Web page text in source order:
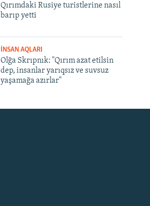
Qırımdaki Rusiye turistlerine nasıl
barıp yetti
İNSAN AQLARI
Olğa Skrıpnık: "Qırım azat etilsin
dep, insanlar yarıqsız ve suvsuz
yaşamağa azırlar"